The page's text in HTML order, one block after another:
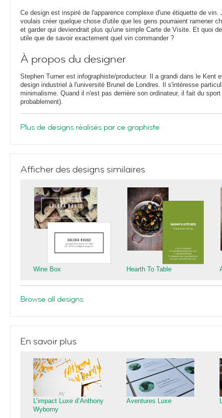
Ce design est inspiré de l'apparence complexe d'une étiquette de vin.
voulais créer quelque chose d'utile que les gens pourraient ramener
et garder qui deviendrait plus qu'une simple Carte de Visite. Et quoi
utile que de savoir exactement quel vin commander ?
À propos du designer
Stephen Turner est infographiste/producteur. Il a grandi dans le Kent
design industriel à l'université Brunel de Londres. Il s'intéresse
minimalisme. Quand il n'est pas derrière son ordinateur, il fait du
probablement).
Plus de designs réalisés par ce graphiste
Afficher des designs similaires
Wine Box Hearth To Table
Browse all designs
En savoir plus
L’impact Luxe d’Anthony
Wyborny
Aventures Luxe